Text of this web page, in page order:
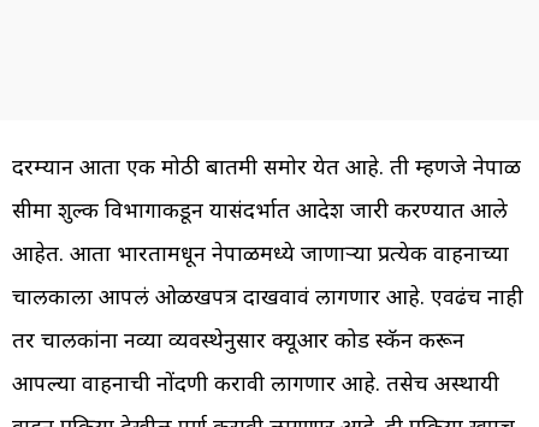
दरम्यान आता एक मोठी बातमी समोर येत आहे. ती म्हणजे नेपाळ
सीमा शुल्क विभागाकडून यासंदर्भात आदेश जारी करण्यात आले
आहेत. आता भारतामधून नेपाळमध्ये जाणाऱ्या प्रत्येक वाहनाच्या
चालकाला आपलं ओळखपत्र दाखवावं लागणार आहे. एवढंच नाही
तर चालकांना नव्या व्यवस्थेनुसार क्यूआर कोड स्कॅन करून
आपल्या वाहनाची नोंदणी करावी लागणार आहे. तसेच अस्थायी